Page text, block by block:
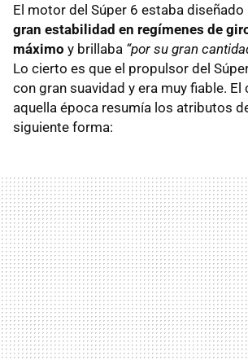
El motor del Súper 6 estaba
gran estabilidad en regímenes de
máximo y brillaba “por su gran
Lo cierto es que el propulsor del
con gran suavidad y era muy fiable.
aquella época resumía los atributos
siguiente forma: